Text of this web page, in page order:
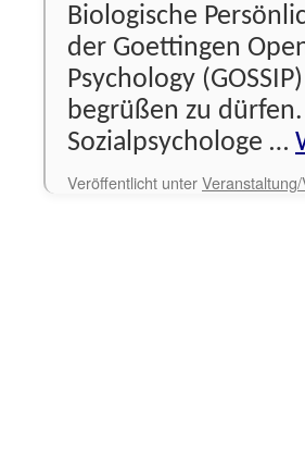
Biologische
der Goettingen
Psychology
begrüßen zu
Sozialpsychologe …
Veröffentlicht unter